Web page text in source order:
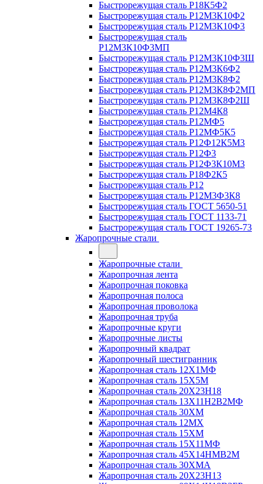
Быстрорежущая сталь Р18К5Ф2
Быстрорежущая сталь Р12М3К10Ф2
Быстрорежущая сталь Р12М3К10Ф3
Быстрорежущая сталь
Р12М3К10Ф3МП
Быстрорежущая сталь Р12М3К10Ф3Ш
Быстрорежущая сталь Р12М3К6Ф2
Быстрорежущая сталь Р12М3К8Ф2
Быстрорежущая сталь Р12М3К8Ф2МП
Быстрорежущая сталь Р12М3К8Ф2Ш
Быстрорежущая сталь Р12М4К8
Быстрорежущая сталь Р12МФ5
Быстрорежущая сталь Р12МФ5К5
Быстрорежущая сталь Р12Ф12К5М3
Быстрорежущая сталь Р12Ф3
Быстрорежущая сталь Р12Ф3К10М3
Быстрорежущая сталь Р18Ф2К5
Быстрорежущая сталь Р12
Быстрорежущая сталь Р12М3Ф3К8
Быстрорежущая сталь ГОСТ 5650-51
Быстрорежущая сталь ГОСТ 1133-71
Быстрорежущая сталь ГОСТ 19265-73
Жаропрочные стали
Жаропрочные стали
Жаропрочная лента
Жаропрочная поковка
Жаропрочная полоса
Жаропрочная проволока
Жаропрочная труба
Жаропрочные круги
Жаропрочные листы
Жаропрочный квадрат
Жаропрочный шестигранник
Жаропрочная сталь 12Х1МФ
Жаропрочная сталь 15Х5М
Жаропрочная сталь 20Х23Н18
Жаропрочная сталь 13Х11Н2В2МФ
Жаропрочная сталь 30ХМ
Жаропрочная сталь 12МХ
Жаропрочная сталь 15ХМ
Жаропрочная сталь 15Х11МФ
Жаропрочная сталь 45Х14НМВ2М
Жаропрочная сталь 30ХМА
Жаропрочная сталь 20Х23Н13